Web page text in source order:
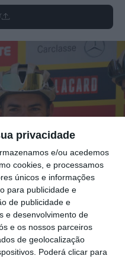
privacidade
e/ou acedemos
cookies, e processamos
únicos e informações
para publicidade e
de publicidade e
e desenvolvimento de
e os nossos parceiros
de geolocalização
Poderá clicar para
natural de